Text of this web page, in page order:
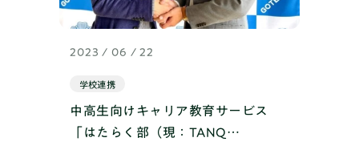
2023 / 06 / 22
学校連携
中高生向けキャリア教育サービス
「はたらく部（現：TANQ